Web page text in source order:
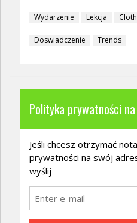
Wydarzenie Lekcja
Doswiadczenie Trends
Polityka prywatności
Jeśli chcesz otrzymać
prywatności na swój
wyślij